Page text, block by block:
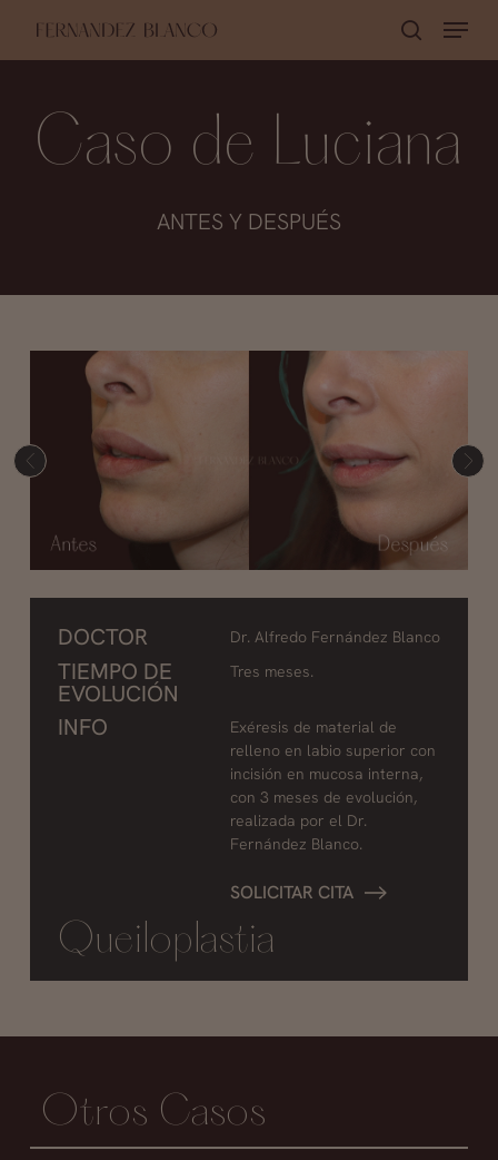
content
Menu
Caso de Luciana
ANTES Y DESPUÉS
DOCTOR Dr. Alfredo Fernández Blanco
TIEMPO DE
EVOLUCIÓN
Tres meses.
INFO
Exéresis de material de
relleno en labio superior con
incisión en mucosa interna,
con 3 meses de evolución,
realizada por el Dr.
Fernández Blanco.
SOLICITAR CITA
Queiloplastia
Otros Casos